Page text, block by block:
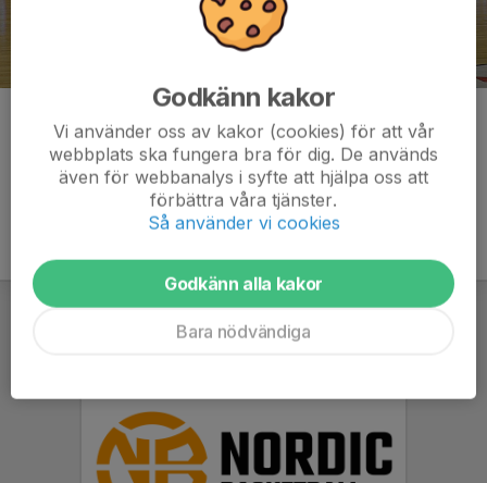
Kommentarer
Godkänn kakor
Vi använder oss av kakor (cookies) för att vår
webbplats ska fungera bra för dig. De används
även för webbanalys i syfte att hjälpa oss att
förbättra våra tjänster.
Så använder vi cookies
Godkänn alla kakor
Bara nödvändiga